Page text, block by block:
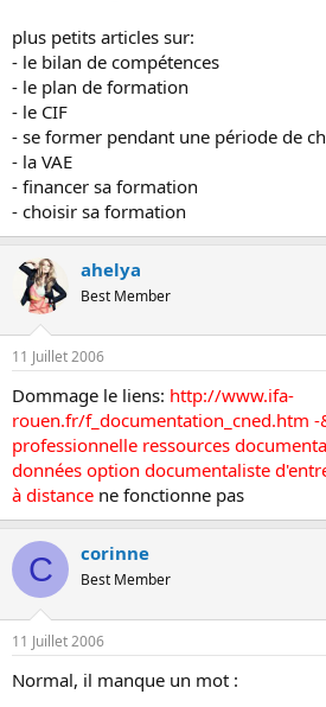
plus petits articles sur:
- le bilan de compétences
- le plan de formation
- le CIF
- se former pendant une période de
- la VAE
- financer sa formation
- choisir sa formation
ahelya
Best Member
11 Juillet 2006
Dommage le liens: http://www.ifa-
rouen.fr/f_documentation_cned.htm -
professionnelle ressources
données option documentaliste
à distance ne fonctionne pas
C corinne
Best Member
11 Juillet 2006
Normal, il manque un mot :